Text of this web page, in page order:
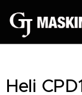
Heli